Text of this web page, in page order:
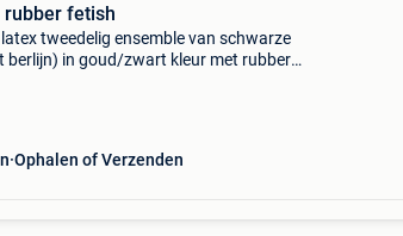
Maat: S rubber fetish
tweedelig ensemble van schwarze
berlijn) in goud/zwart kleur met rubber
Ophalen of Verzenden